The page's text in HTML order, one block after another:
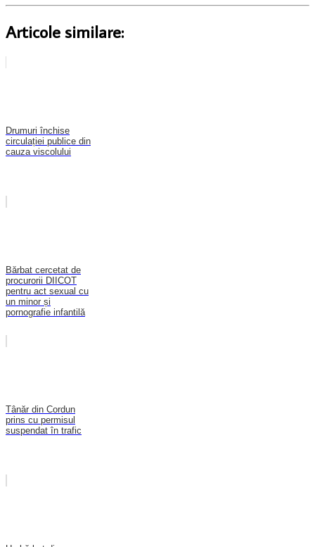
Articole similare:
Drumuri închise
circulației publice din
cauza viscolului
Bărbat cercetat de
procurorii DIICOT
pentru act sexual cu
un minor și
pornografie infantilă
Tânăr din Cordun
prins cu permisul
suspendat în trafic